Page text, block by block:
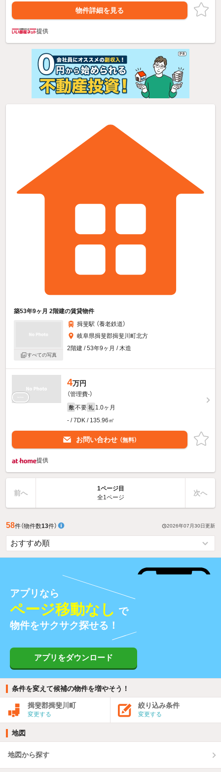
物件詳細を見る
提供
築53年9ヶ月 2階建の賃貸物件
すべての写真
揖斐駅 （養老鉄道）
岐阜県揖斐郡揖斐川町北方
2階建 / 53年9ヶ月 / 木造
4万円
（管理費-）
敷 不要 礼 1.0ヶ月
- / 7DK / 135.96㎡
お問い合わせ （無料）
提供
前へ
1ページ目
全1ページ
次へ
58件（物件数13件） 2026年07月30日更新
アプリなら
ページ移動なし で
物件をサクサク探せる！
アプリをダウンロード
条件を変えて候補の物件を増やそう！
揖斐郡揖斐川町
変更する
絞り込み条件
変更する
地図
地図から探す